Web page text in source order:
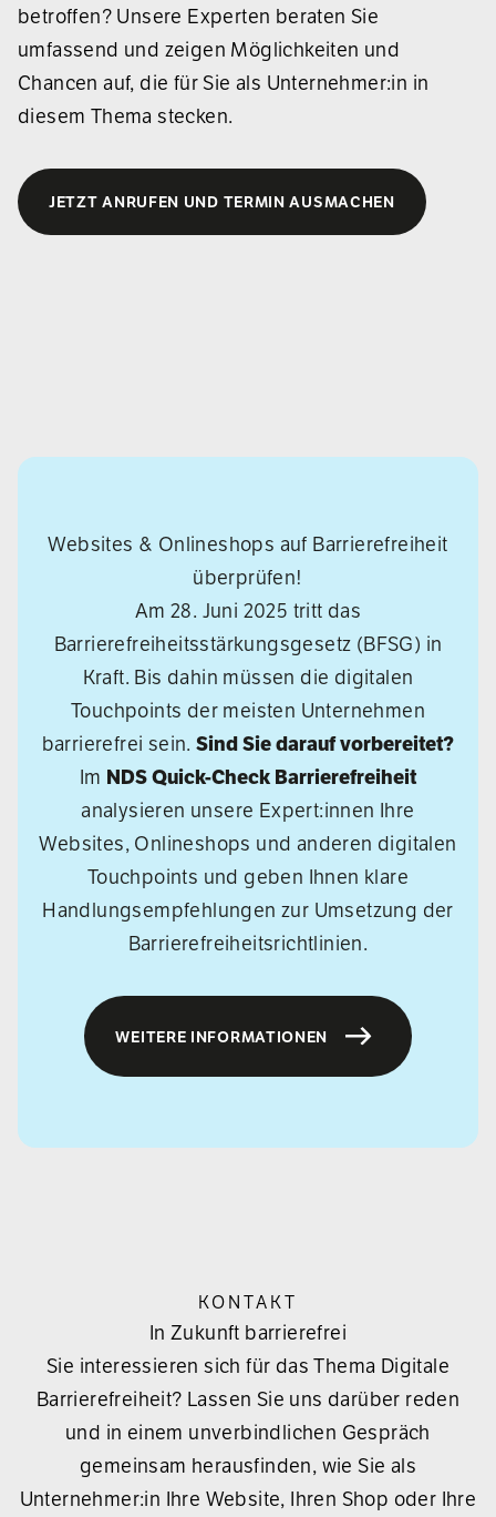
betroffen? Unsere Experten beraten Sie
umfassend und zeigen Möglichkeiten und
Chancen auf, die für Sie als Unternehmer:in in
diesem Thema stecken.
JETZT ANRUFEN UND TERMIN AUSMACHEN
Websites & Onlineshops auf Barrierefreiheit
überprüfen!
Am 28. Juni 2025 tritt das
Barrierefreiheitsstärkungsgesetz (BFSG) in
Kraft. Bis dahin müssen die digitalen
Touchpoints der meisten Unternehmen
barrierefrei sein.Sind Sie darauf vorbereitet?
Im NDS Quick-Check Barrierefreiheit
analysieren unsere Expert:innen Ihre
Websites, Onlineshops und anderen digitalen
Touchpoints und geben Ihnen klare
Handlungsempfehlungen zur Umsetzung der
Barrierefreiheitsrichtlinien.
WEITERE INFORMATIONEN
KONTAKT
In Zukunft barrierefrei
Sie interessieren sich für das Thema Digitale
Barrierefreiheit? Lassen Sie uns darüber reden
und in einem unverbindlichen Gespräch
gemeinsam herausfinden, wie Sie als
Unternehmer:in Ihre Website, Ihren Shop oder Ihre